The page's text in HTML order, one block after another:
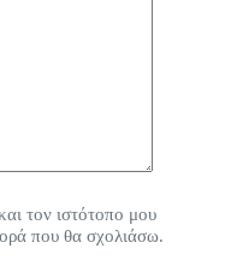
τον ιστότοπο μου
που θα σχολιάσω.